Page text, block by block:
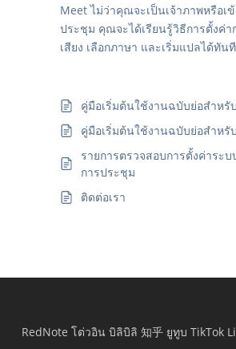
Meet ไม่ว่าคุณจะเป็นเจ้าภาพหรือเ
ประชุม คุณจะได้เรียนรู้วิธีการตั้งค่
เสียง เลือกภาษา และเริ่มแปลได้ทันที
คู่มือเริ่มต้นใช้งานฉบับย่อสำหรั
คู่มือเริ่มต้นใช้งานฉบับย่อสำหรั
รายการตรวจสอบการตั้งค่าระบ
การประชุม
ติดต่อเรา
RedNote โต่วอิน บิลิบิลิ 知乎 ยูทูบ TikTok